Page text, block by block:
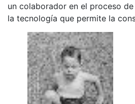
un colaborador en el proceso
la tecnología que permite la